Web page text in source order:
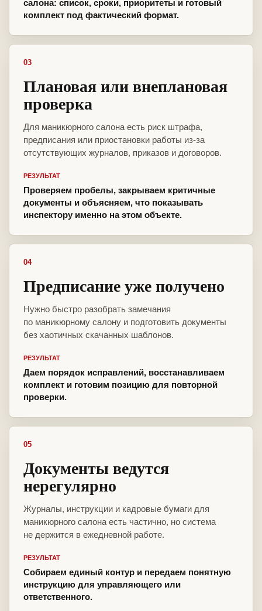
салона: список, сроки, приоритеты и готовый
комплект под фактический формат.
03
Плановая или внеплановая
проверка
Для маникюрного салона есть риск штрафа,
предписания или приостановки работы из-за
отсутствующих журналов, приказов и договоров.
РЕЗУЛЬТАТ
Проверяем пробелы, закрываем критичные
документы и объясняем, что показывать
инспектору именно на этом объекте.
04
Предписание уже получено
Нужно быстро разобрать замечания
по маникюрному салону и подготовить документы
без хаотичных скачанных шаблонов.
РЕЗУЛЬТАТ
Даем порядок исправлений, восстанавливаем
комплект и готовим позицию для повторной
проверки.
05
Документы ведутся
нерегулярно
Журналы, инструкции и кадровые бумаги для
маникюрного салона есть частично, но система
не держится в ежедневной работе.
РЕЗУЛЬТАТ
Собираем единый контур и передаем понятную
инструкцию для управляющего или
ответственного.